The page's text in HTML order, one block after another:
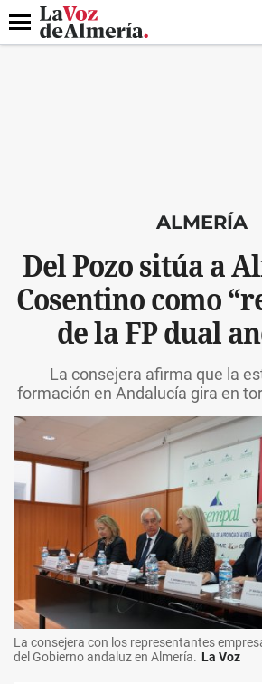
DESTACADO
Menú
ALMERÍA
Del Pozo sitúa a
Cosentino como
de la FP dual
La consejera afirma que la
formación en Andalucía gira en
La consejera con los representantes
del Gobierno andaluz en Almería. La Voz